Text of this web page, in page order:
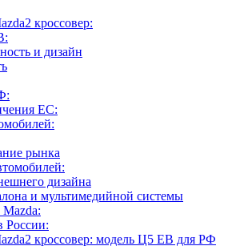
кроссовер:
и дизайн
ЕС:
рынка
дизайна
и мультимедийной системы
России:
кроссовер: модель Ц5 ЕВ для РФ